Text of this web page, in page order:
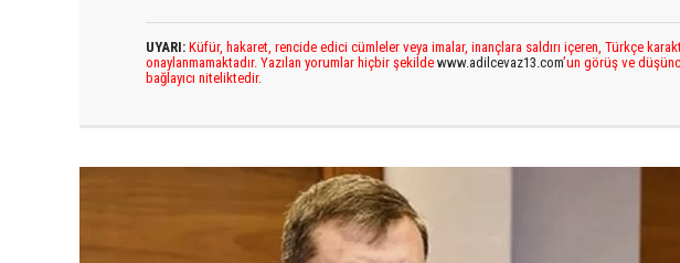
UYARI: Küfür, hakaret, rencide edici cümleler veya imalar, inançlara saldırı içeren, Türkçe
onaylanmamaktadır. Yazılan yorumlar hiçbir şekilde www.adilcevaz13.com’un görüş ve
bağlayıcı niteliktedir.